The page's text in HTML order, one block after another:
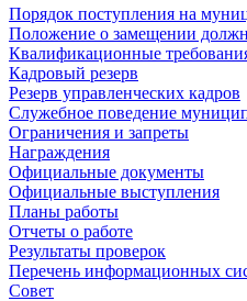
Порядок поступления на
Положение о замещении
Квалификационные
Кадровый резерв
Резерв управленческих кадров
Служебное поведение
Ограничения и запреты
Награждения
Официальные документы
Официальные выступления
Планы работы
Отчеты о работе
Результаты проверок
Перечень информационных
Совет